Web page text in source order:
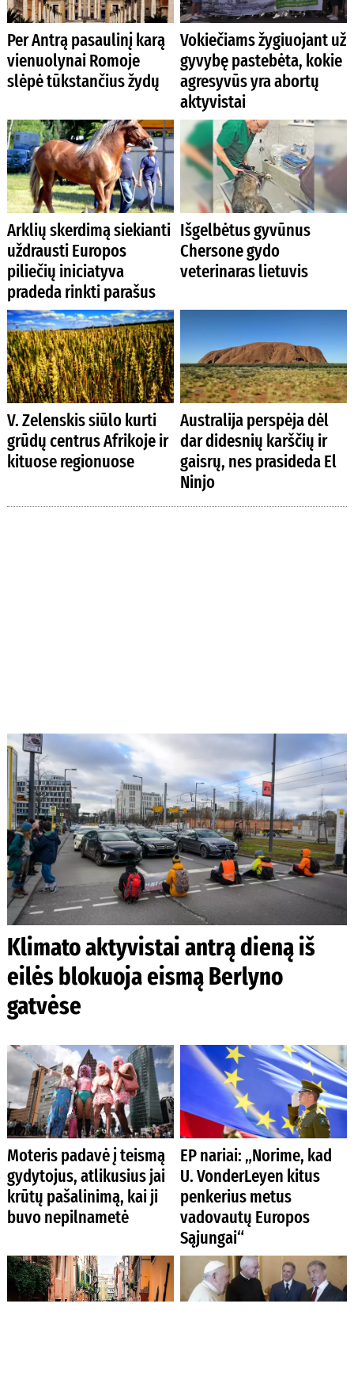
Per Antrą pasaulinį karą
vienuolynai Romoje
slėpė tūkstančius žydų
Vokiečiams žygiuojant už
gyvybę pastebėta, kokie
agresyvūs yra abortų
aktyvistai
Arklių skerdimą siekianti
uždrausti Europos
piliečių iniciatyva
pradeda rinkti parašus
Išgelbėtus gyvūnus
Chersone gydo
veterinaras lietuvis
V. Zelenskis siūlo kurti
grūdų centrus Afrikoje ir
kituose regionuose
Australija perspėja dėl
dar didesnių karščių ir
gaisrų, nes prasideda El
Ninjo
Klimato aktyvistai antrą dieną iš
eilės blokuoja eismą Berlyno
gatvėse
Moteris padavė į teismą
gydytojus, atlikusius jai
krūtų pašalinimą, kai ji
buvo nepilnametė
EP nariai: „Norime, kad
U. VonderLeyen kitus
penkerius metus
vadovautų Europos
Sąjungai“